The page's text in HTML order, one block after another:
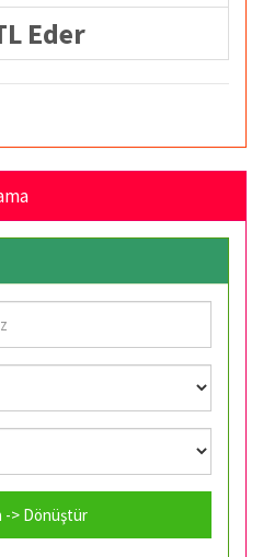
Eder
-> Dönüştür